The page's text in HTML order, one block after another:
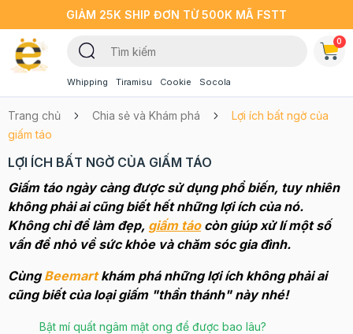
GIẢM 25K SHIP ĐƠN TỪ 500K MÃ FSTT
Whipping Tiramisu Cookie Socola
0
Trang chủ Chia sẻ và Khám phá
Lợi ích bất ngờ của
giấm táo
LỢI ÍCH BẤT NGỜ CỦA GIẤM TÁO
Giấm táo ngày càng được sử dụng phổ biến, tuy nhiên
không phải ai cũng biết hết những lợi ích của nó.
Không chỉ để làm đẹp, giấm táocòn giúp xử lí một số
vấn đề nhỏ về sức khỏe và chăm sóc gia đình.
CùngBeemartkhám phá những lợi ích không phải ai
cũng biết của loại giấm "thần thánh" này nhé!
Bật mí quất ngâm mật ong để được bao lâu?